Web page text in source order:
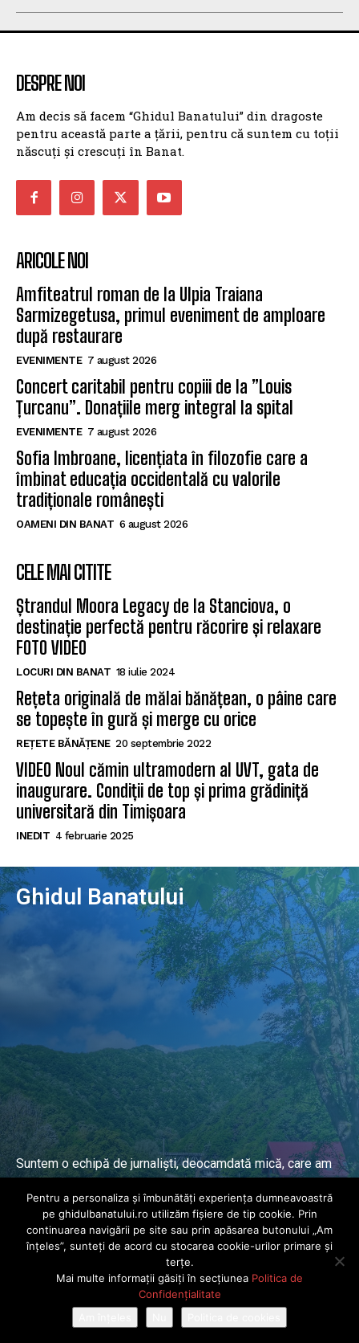
DESPRE NOI
Am decis să facem “Ghidul Banatului” din dragoste
pentru această parte a țării, pentru că suntem cu toții
născuți și crescuți în Banat.
ARICOLE NOI
Amfiteatrul roman de la Ulpia Traiana
Sarmizegetusa, primul eveniment de amploare
după restaurare
EVENIMENTE 7 august 2026
Concert caritabil pentru copiii de la ”Louis
Țurcanu”. Donațiile merg integral la spital
EVENIMENTE 7 august 2026
Sofia Imbroane, licențiata în filozofie care a
îmbinat educația occidentală cu valorile
tradiționale românești
OAMENI DIN BANAT 6 august 2026
CELE MAI CITITE
Ștrandul Moora Legacy de la Stanciova, o
destinație perfectă pentru răcorire și relaxare
FOTO VIDEO
LOCURI DIN BANAT 18 iulie 2024
Rețeta originală de mălai bănățean, o pâine care
se topește în gură și merge cu orice
REȚETE BĂNĂȚENE 20 septembrie 2022
VIDEO Noul cămin ultramodern al UVT, gata de
inaugurare. Condiții de top și prima grădiniță
universitară din Timișoara
INEDIT 4 februarie 2025
Ghidul Banatului
Suntem o echipă de jurnaliști, deocamdată mică, care am
ani.
© Ghidul Banatului 2025. Toate drepturile rezervate · Dezvoltat de
Power Media FX
Pentru a personaliza și îmbunătăți experiența dumneavoastră
pe ghidulbanatului.ro utilizăm fișiere de tip cookie. Prin
continuarea navigării pe site sau prin apăsarea butonului „Am
înțeles”, sunteți de acord cu stocarea cookie-urilor primare și
terțe.
Mai multe informații găsiți în secțiunea Politica de
Confidențialitate